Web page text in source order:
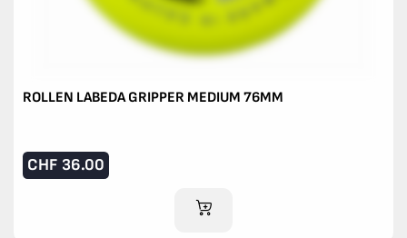
ROLLEN LABEDA GRIPPER MEDIUM 76MM
CHF 36.00
IM WARENKORB